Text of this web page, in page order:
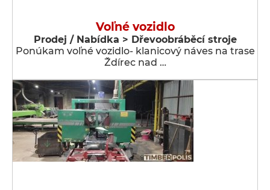
Voľné vozidlo
Prodej / Nabídka > Dřevoobráběcí stroje
Ponúkam voľné vozidlo- klanicový náves na trase
Ždírec nad …